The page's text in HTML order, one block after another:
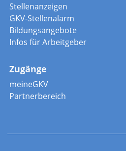
Stellenanzeigen
GKV-Stellenalarm
Bildungsangebote
Infos für Arbeitgeber
Zugänge
meineGKV
Partnerbereich